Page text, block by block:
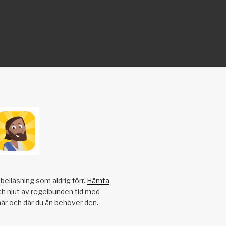
som aldrig förr. Hämta
njut av regelbunden tid med
och där du än behöver den.